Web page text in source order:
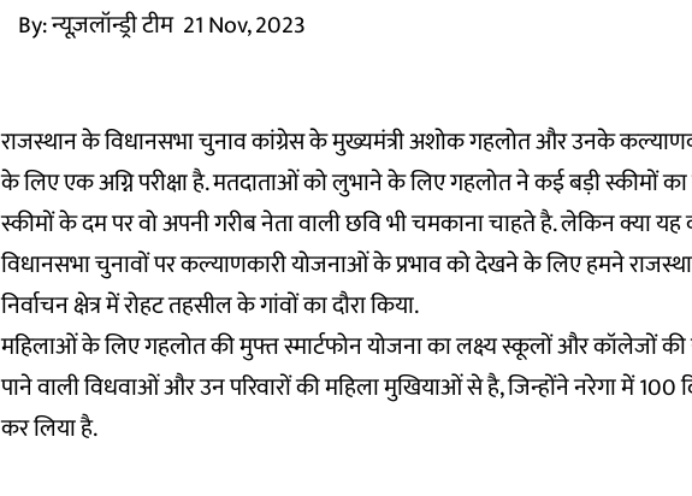
By:न्यूज़लॉन्ड्री टीम 21 Nov, 2023
राजस्थान के विधानसभा चुनाव कांग्रेस के मुख्यमंत्री अशोक गहलोत और उनके
के लिए एक अग्नि परीक्षा है. मतदाताओं को लुभाने के लिए गहलोत ने कई बड़ी स्कीमों
स्कीमों के दम पर वो अपनी गरीब नेता वाली छवि भी चमकाना चाहते है. लेकिन क्या
विधानसभा चुनावों पर कल्याणकारी योजनाओं के प्रभाव को देखने के लिए हमने
निर्वाचन क्षेत्र में रोहट तहसील के गांवों का दौरा किया.
महिलाओं के लिए गहलोत की मुफ्त स्मार्टफोन योजना का लक्ष्य स्कूलों और कॉलेजों की
पाने वाली विधवाओं और उन परिवारों की महिला मुखियाओं से है, जिन्होंने नरेगा में 100
कर लिया है.